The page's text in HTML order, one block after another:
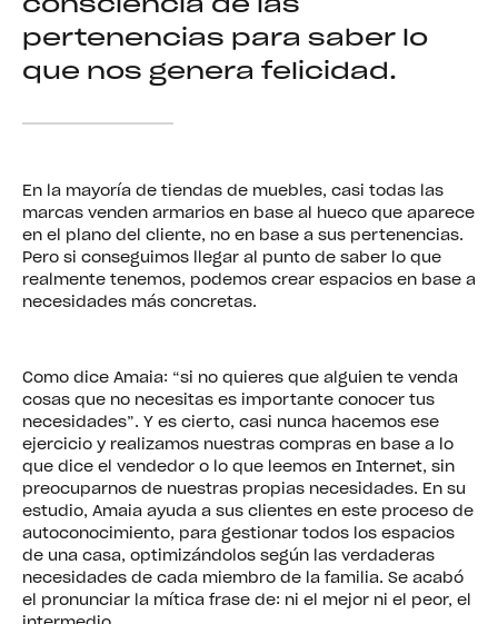
consciencia de las
pertenencias para saber lo
que nos genera felicidad.
En la mayoría de tiendas de muebles, casi todas las
marcas venden armarios en base al hueco que aparece
en el plano del cliente, no en base a sus pertenencias.
Pero si conseguimos llegar al punto de saber lo que
realmente tenemos, podemos crear espacios en base a
necesidades más concretas.
Como dice Amaia: “si no quieres que alguien te venda
cosas que no necesitas es importante conocer tus
necesidades”. Y es cierto, casi nunca hacemos ese
ejercicio y realizamos nuestras compras en base a lo
que dice el vendedor o lo que leemos en Internet, sin
preocuparnos de nuestras propias necesidades. En su
estudio, Amaia ayuda a sus clientes en este proceso de
autoconocimiento, para gestionar todos los espacios
de una casa, optimizándolos según las verdaderas
necesidades de cada miembro de la familia. Se acabó
el pronunciar la mítica frase de: ni el mejor ni el peor, el